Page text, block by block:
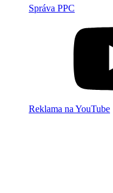
Správa PPC
Reklama na YouTube